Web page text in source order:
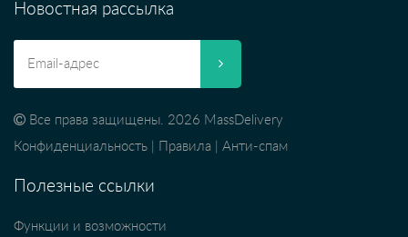
Новостная рассылка
Все права защищены. 2026 MassDelivery
Конфиденциальность
Правила Анти-спам
Полезные ссылки
Функции и возможности